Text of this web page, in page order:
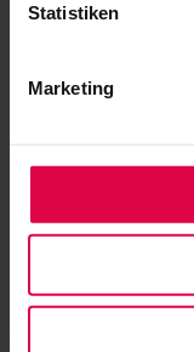
Statistiken
Marketing